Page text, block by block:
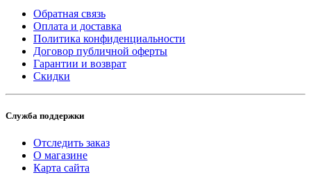
Обратная связь
Оплата и доставка
Политика конфиденциальности
Договор публичной оферты
Гарантии и возврат
Скидки
Служба поддержки
Отследить заказ
О магазине
Карта сайта